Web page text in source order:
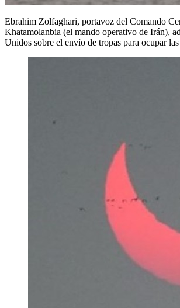
Ebrahim Zolfaghari, portavoz del Comando
Khatamolanbia (el mando operativo de Irán),
Unidos sobre el envío de tropas para ocupar